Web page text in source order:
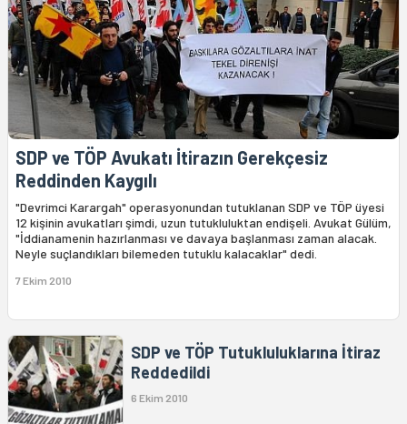
SDP ve TÖP Avukatı İtirazın Gerekçesiz
Reddinden Kaygılı
"Devrimci Karargah" operasyonundan tutuklanan SDP ve TÖP üyesi
12 kişinin avukatları şimdi, uzun tutukluluktan endişeli. Avukat Gülüm,
"İddianamenin hazırlanması ve davaya başlanması zaman alacak.
Neyle suçlandıkları bilemeden tutuklu kalacaklar" dedi.
7 Ekim 2010
SDP ve TÖP Tutukluluklarına İtiraz
Reddedildi
6 Ekim 2010